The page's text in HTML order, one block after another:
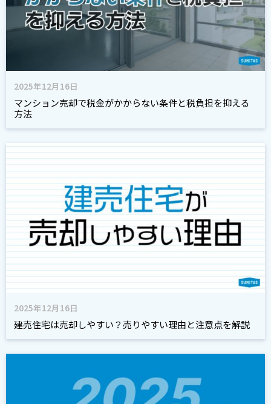
2025年12月16日
マンション売却で税金がかからない条件と税負担を抑える
方法
2025年12月16日
建売住宅は売却しやすい？売りやすい理由と注意点を解説